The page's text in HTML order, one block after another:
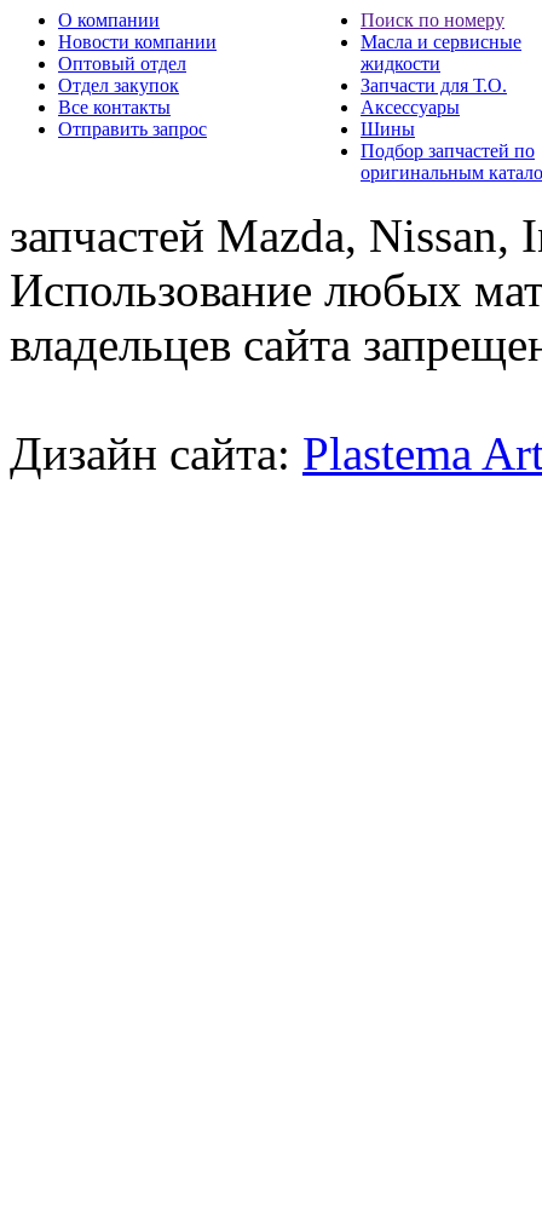
О компании
Новости компании
Оптовый отдел
Отдел закупок
Все контакты
Отправить запрос
Поиск по номеру
Масла и сервисные
жидкости
Запчасти для Т.О.
Аксессуары
Шины
Подбор запчастей по
оригинальным
запчастей Mazda,
Использование любых
владельцев сайта
Дизайн сайта: Plastema